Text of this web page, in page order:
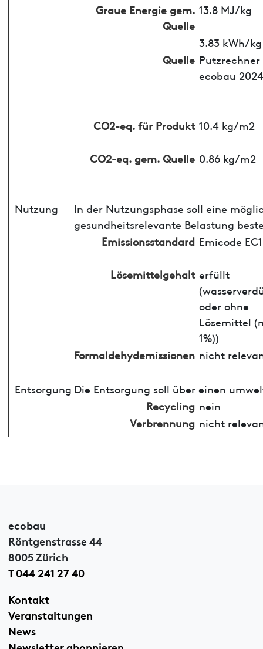
Graue Energie gem.
Quelle
13.8 MJ/kg
3.83 kWh/kg
Quelle Putzrechner
ecobau 2024
CO2-eq. für Produkt 10.4 kg/m2
CO2-eq. gem. Quelle 0.86 kg/m2
Nutzung
In der Nutzungsphase soll eine
gesundheitsrelevante Belastung
Emissionsstandard Emicode
Lösemittelgehalt erfüllt
oder ohne
Lösemittel
1%))
Formaldehydemissionen nicht
Entsorgung Die Entsorgung soll über einen
Recycling nein
Verbrennung nicht
ecobau
Röntgenstrasse 44
8005 Zürich
T 044 241 27 40
Kontakt
Veranstaltungen
News
Newsletter abonnieren